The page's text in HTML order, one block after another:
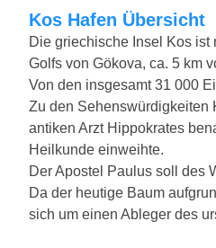
Kos Hafen Übersicht
Die griechische Insel Kos
Golfs von Gökova, ca. 5 km
Von den insgesamt 31 000
Zu den Sehenswürdigkeiten
antiken Arzt Hippokrates
Heilkunde einweihte.
Der Apostel Paulus soll des
Da der heutige Baum
sich um einen Ableger des